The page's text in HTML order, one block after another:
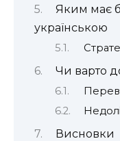
Яким має
українською
Чи варто
Висновки